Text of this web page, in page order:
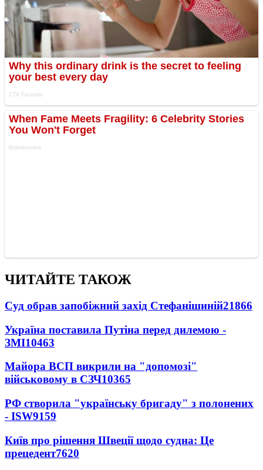
ЧИТАЙТЕ ТАКОЖ
Суд обрав запобіжний захід Стефанішиній21866
Україна поставила Путіна перед дилемою -
ЗМІ10463
Майора ВСП викрили на "допомозі"
військовому в СЗЧ10365
РФ створила "українську бригаду" з полонених
- ISW9159
Київ про рішення Швеції щодо судна: Це
прецедент7620